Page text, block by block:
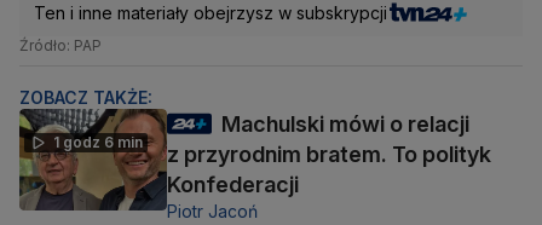
Ten i inne materiały obejrzysz w subskrypcji
Źródło: PAP
ZOBACZ TAKŻE:
1 godz 6 min
Machulski mówi o relacji
z przyrodnim bratem. To polityk
Konfederacji
Piotr Jacoń